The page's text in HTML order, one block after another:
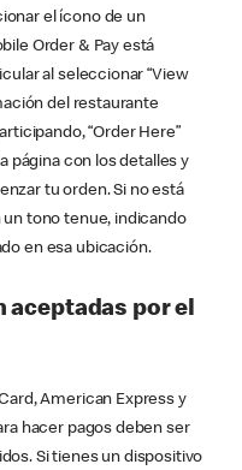
el ícono de un
Order & Pay está
al seleccionar “View
del restaurante
“Order Here”
página con los detalles y
tu orden. Si no está
un tono tenue, indicando
en esa ubicación.
aceptadas por el
American Express y
hacer pagos deben ser
Si tienes un dispositivo